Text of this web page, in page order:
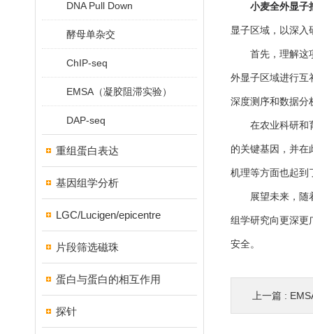
DNA Pull Down
酵母单杂交
ChIP-seq
EMSA（凝胶阻滞实验）
DAP-seq
重组蛋白表达
基因组学分析
LGC/Lucigen/epicentre
片段筛选磁珠
蛋白与蛋白的相互作用
探针
小麦全外显子
显子区域，以深入
首先，理解这项
外显子区域进行互
深度测序和数据分
在农业科研和育
的关键基因，并在
机理等方面也起到
展望未来，随着
组学研究向更深更
安全。
上一篇 : EMSA